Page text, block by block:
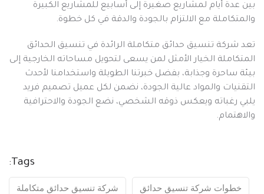
بين عدة أيام لمشاريع صغيرة إلى أسابيع للمشاريع الكبيرة
والمتكاملة مع الالتزام بالجودة والدقة في كل خطوة.
تعد شركة تنسيق حدائق متكاملة الرائدة في تنسيق الحدائق
المتكاملة الخيار الأمثل لمن يسعى لتحويل مساحاته الخارجية إلى
بيئة ساحرة وجذابة، بفضل خبرتنا الطويلة واستخدامنا لأحدث
التقنيات والمواد عالية الجودة، نضمن لكل عميل تصميم فريد
يلبي رغباته ويعكس ذوقه الشخصي، نضع الجودة والاحترافية
والاهتمام.
Tags:
خطوات شركة تنسيق حدائق
شركة تنسيق حدائق متكاملة